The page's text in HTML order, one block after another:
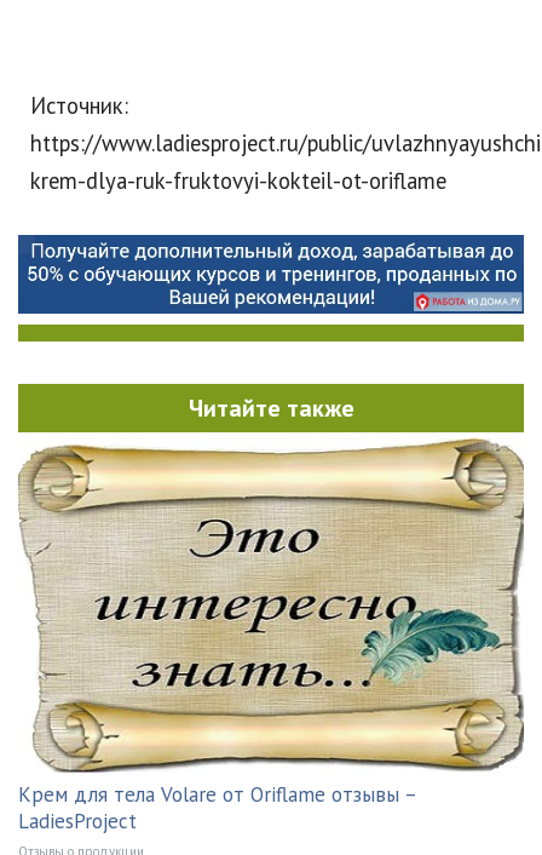
Источник:
https://www.ladiesproject.ru/public/
krem-dlya-ruk-fruktovyi-kokteil-ot-oriflame
Читайте также
Крем для тела Volare от Oriflame отзывы –
LadiesProject
Отзывы о продукции